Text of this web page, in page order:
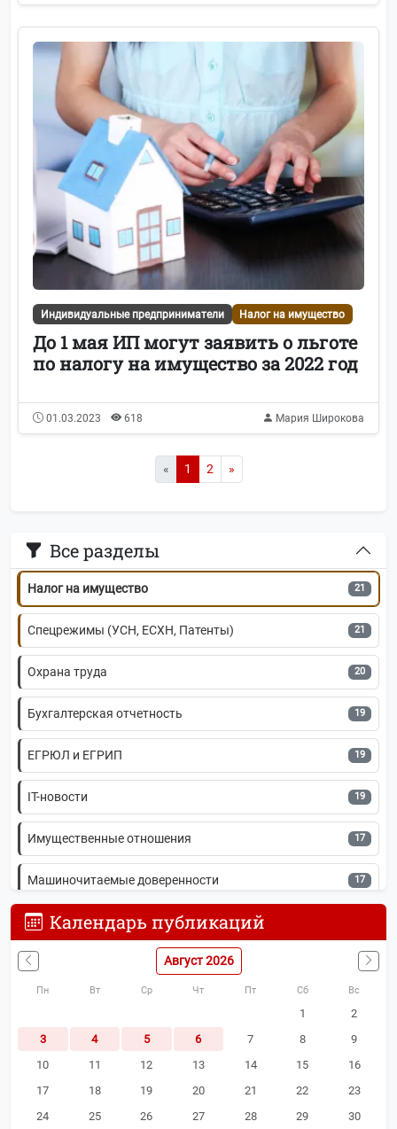
Индивидуальные предприниматели Налог на имущество
До 1 мая ИП могут заявить о льготе
по налогу на имущество за 2022 год
01.03.2023 618 Мария Широкова
« 1 2 »
Все разделы
НДС 51
Самозанятые
Заработная плата
МСП
ККТ 41
Гайды и чек-листы 39
Обзоры законов 39
УСН 32
Проверки бизнеса 28
Кадровый учёт 21
Налог на имущество 21
Спецрежимы (УСН, ЕСХН, Патенты) 21
Охрана труда 20
Бухгалтерская отчетность 19
ЕГРЮЛ и ЕГРИП 19
IT-новости 19
Имущественные отношения 17
Машиночитаемые доверенности 17
АУСН
Персональные данные
Календарь отчетности 14
Транспортный налог 14
Календарь публикаций
Август 2026
Пн Вт Ср Чт Пт Сб Вс
1
2
3
4 5 6 7 8
9
10
11 12 13 14 15
16
17
18 19 20 21 22
23
24
25 26 27 28 29
30